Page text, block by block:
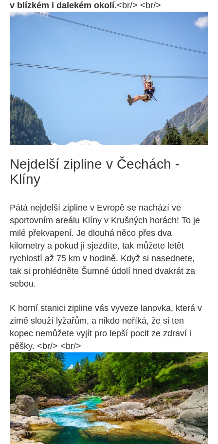
v blízkém i dalekém okolí.<br/> <br/>
Nejdelší zipline v Čechách -
Klíny
Pátá nejdelší zipline v Evropě se nachází ve
sportovním areálu Klíny v Krušných horách! To je
milé překvapení. Je dlouhá něco přes dva
kilometry a pokud ji sjezdíte, tak můžete letět
rychlostí až 75 km v hodině. Když si nasednete,
tak si prohlédněte Šumné údolí hned dvakrát za
sebou.
K horní stanici zipline vás vyveze lanovka, která v
zimě slouží lyžařům, a nikdo neříká, že si ten
kopec nemůžete vyjít pro lepší pocit ze zdraví i
pěšky. <br/> <br/>